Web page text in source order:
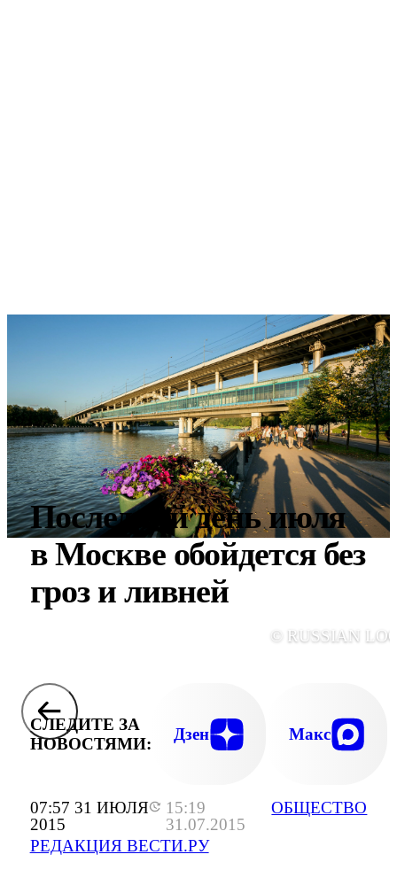
07:57 31 ИЮЛЯ
2015
15:19
31.07.2015
РЕДАКЦИЯ ВЕСТИ.РУ
ОБЩЕСТВО
Последний день июля
в Москве обойдется без
гроз и ливней
© RUSSIAN
СЛЕДИТЕ ЗА
НОВОСТЯМИ:
Дзен Макс